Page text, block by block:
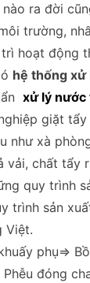
ra đời
trường,
hoạt động
hệ thống xử
xử lý nước
giặt
như xà
vải, chất tẩy
quy trình
trình sản
Việt.
phụ=>
đóng